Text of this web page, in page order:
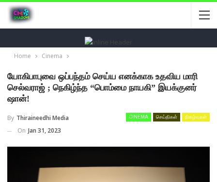
Home Cinema
யோகிபாபுவை ஒப்பந்தம் செய்ய எனக்காக உதவிய மாரி
செல்வராஜ் ; நெகிழ்ந்த “பொம்மை நாயகி” இயக்குனர்
ஷான்!
CINEMA செய்திகள் நிகழ்வுகள்
By Thiraineedhi Media
On Jan 31, 2023